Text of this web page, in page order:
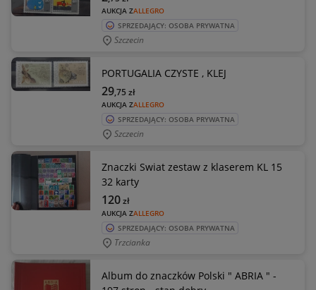
AUKCJA ZALLEGRO
SPRZEDAJĄCY: OSOBA PRYWATNA
Szczecin
PORTUGALIA CZYSTE , KLEJ
AUKCJA ZALLEGRO
29,75 zł
SPRZEDAJĄCY: OSOBA PRYWATNA
Szczecin
Znaczki Swiat zestaw z klaserem KL 15
32 karty
AUKCJA ZALLEGRO
120zł
SPRZEDAJĄCY: OSOBA PRYWATNA
Trzcianka
Album do znaczków Polski " ABRIA " -